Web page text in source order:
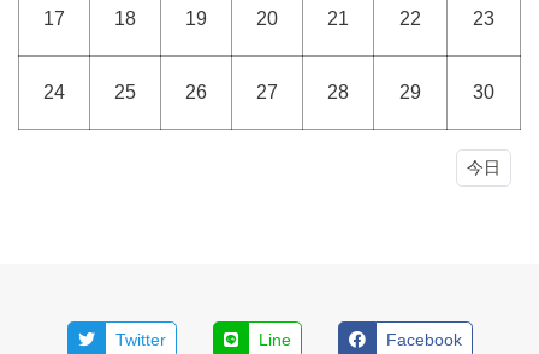
17 18 19 20 21 22 23
24 25 26 27 28 29 30
今日
Twitter Line Facebook